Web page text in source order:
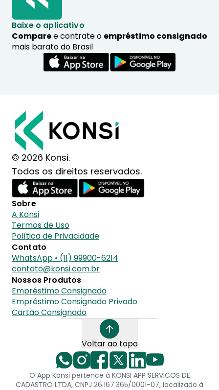
Baixe o aplicativo
Comparee contrate o empréstimo consignado
mais barato do Brasil
© 2026 Konsi.
Todos os direitos reservados.
Sobre
A Konsi
Termos de Uso
Política de Privacidade
Contato
WhatsApp • (11) 99900-6214
contato@konsi.com.br
Nossos Produtos
Empréstimo Consignado
Empréstimo Consignado Privado
Cartão Consignado
Voltar ao topo
O App Konsi pertence à KONSI APP SERVICOS DE
CADASTRO LTDA, CNPJ 26.167.365/0001-07, localizado à